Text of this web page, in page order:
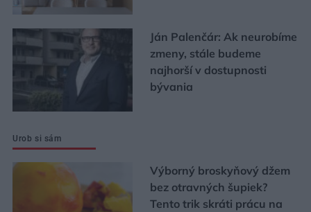
Ján Palenčár: Ak neurobíme
zmeny, stále budeme
najhorší v dostupnosti
bývania
Urob si sám
Výborný broskyňový džem
bez otravných šupiek?
Tento trik skráti prácu na